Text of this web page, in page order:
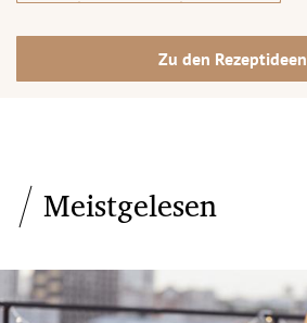
Zu den Rezeptideen
Meistgelesen